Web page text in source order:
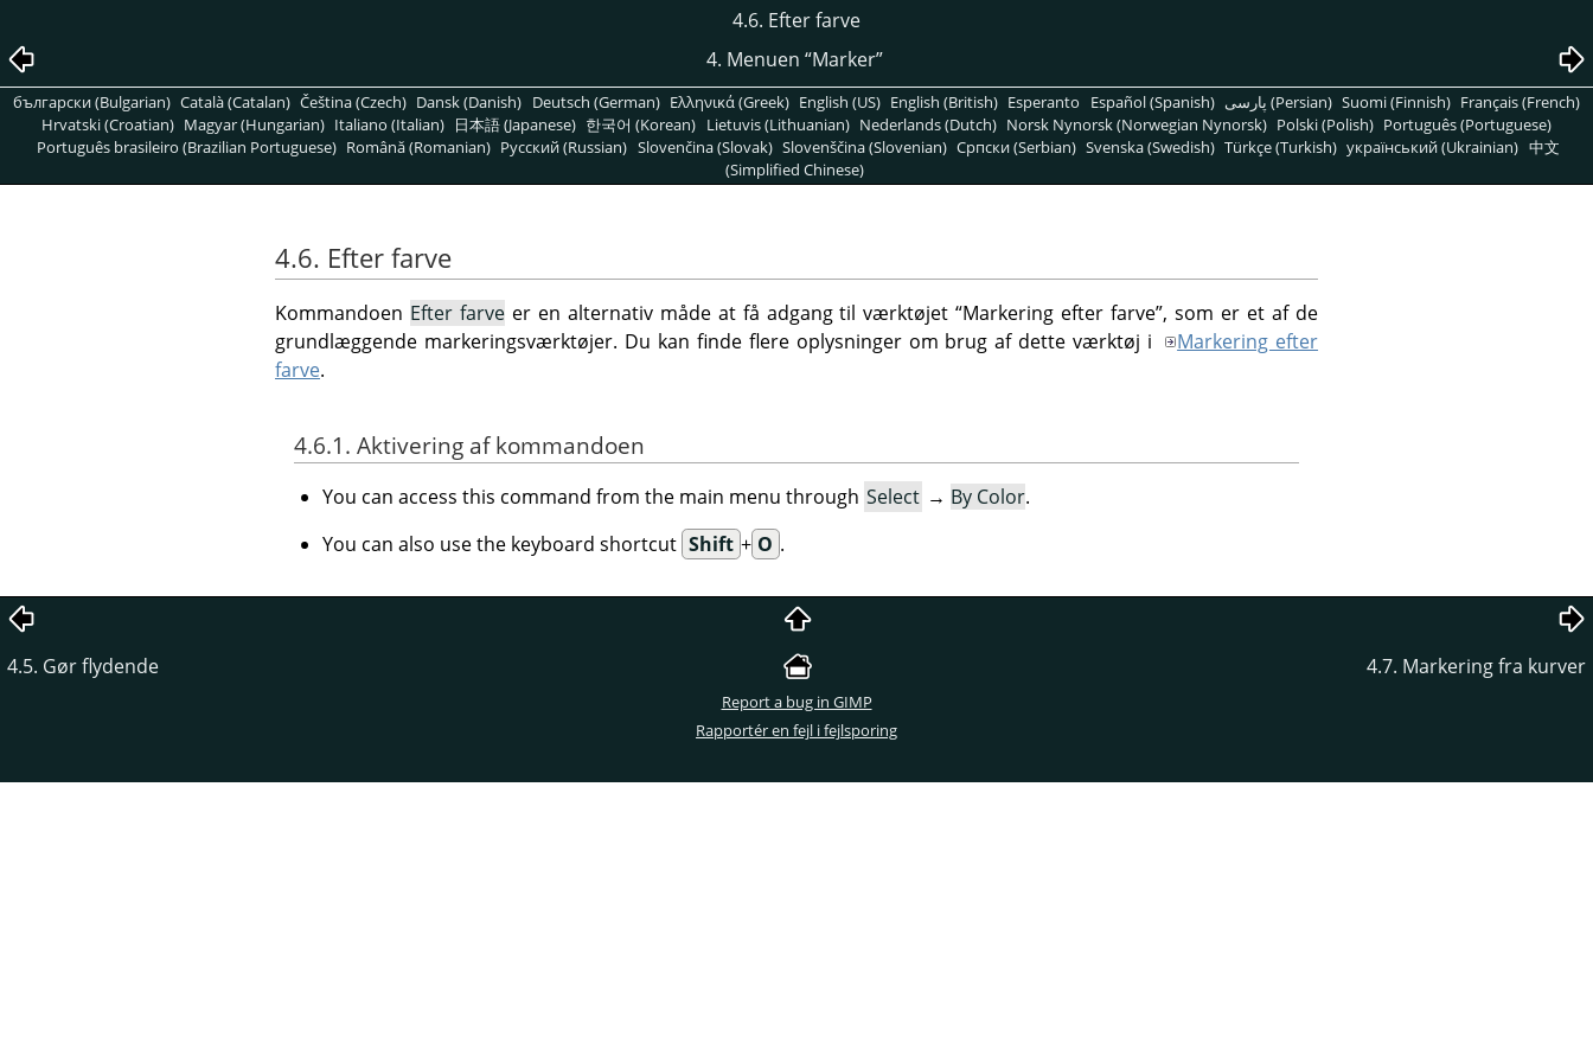
4.6. Efter farve
4. Menuen “Marker”
български (Bulgarian) Català (Catalan) Čeština (Czech) Dansk (Danish) Deutsch (German) Ελληνικά (Greek) English (US) English (British) Esperanto Español (Spanish) پارسی (Persian) Suomi (Finnish) Français (French)
Hrvatski (Croatian) Magyar (Hungarian) Italiano (Italian) 日本語 (Japanese) 한국어 (Korean) Lietuvis (Lithuanian) Nederlands (Dutch) Norsk Nynorsk (Norwegian Nynorsk) Polski (Polish) Português (Portuguese)
Português brasileiro (Brazilian Portuguese) Română (Romanian) Pусский (Russian) Slovenčina (Slovak) Slovenščina (Slovenian) Српски (Serbian) Svenska (Swedish) Türkçe (Turkish) український (Ukrainian) 中文
(Simplified Chinese)
4.6. Efter farve
Kommandoen Efter farveer en alternativ måde at få adgang til værktøjet“Markering efter farve”, som er et af de
grundlæggende markeringsværktøjer. Du kan finde flere oplysninger om brug af dette værktøj i
Markering efter
farve.
4.6.1. Aktivering af kommandoen
You can access this command from the main menu through Select → By Color.
You can also use the keyboard shortcut Shift + O .
4.5. Gør flydende 4.7. Markering fra kurver
Report a bug in GIMP
Rapportér en fejl i fejlsporing